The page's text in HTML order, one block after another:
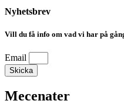
Nyhetsbrev
Vill du få info om vad vi har på
Email
Skicka
Mecenater